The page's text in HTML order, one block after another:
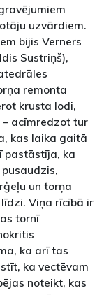
uzvārdiem.
bijis Verners
Sustriņš),
remonta
krusta lodi,
acīmredzot tur
kas laika gaitā
pastāstīja, ka
un torņa
Viņa rīcībā ir
tornī
ka arī tas
ka vectēvam
noteikt, kas